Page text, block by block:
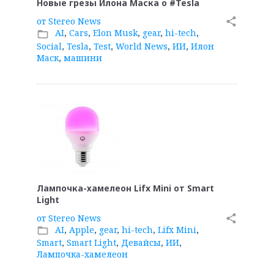
Новые грезы Илона Маска о #Tesla
от Stereo News
folder_open AI, Cars, Elon Musk, gear, hi-tech,
Social, Tesla, Test, World News, ИИ, Илон
Маск, машини
share
Лампочка-хамелеон Lifx Mini от Smart
Light
от Stereo News
folder_open AI, Apple, gear, hi-tech, Lifx Mini,
Smart, Smart Light, Девайсы, ИИ,
Лампочка-хамелеон
share